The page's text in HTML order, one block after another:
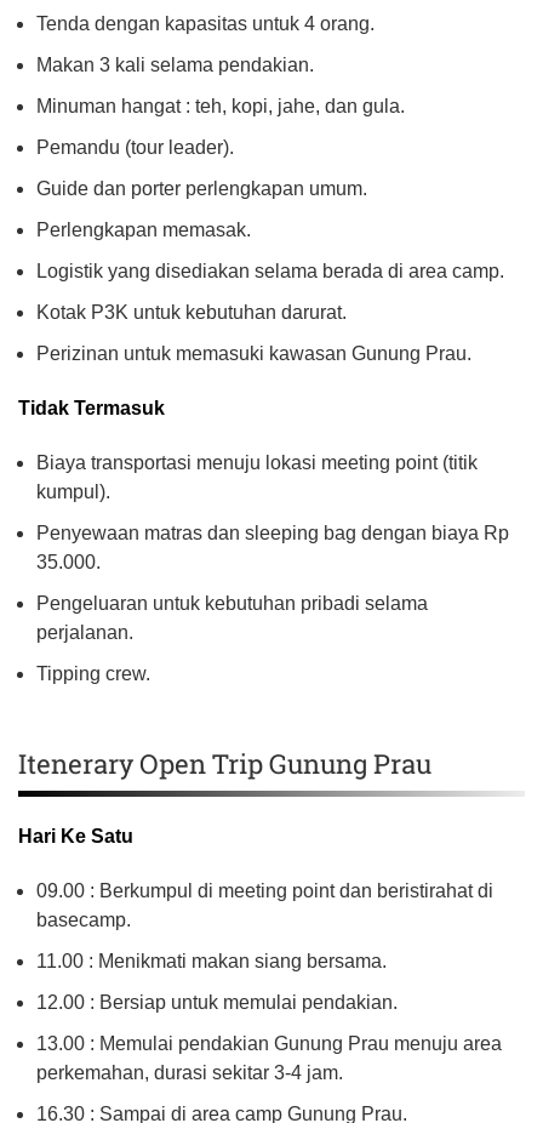
Tenda dengan kapasitas untuk 4 orang.
Makan 3 kali selama pendakian.
Minuman hangat : teh, kopi, jahe, dan gula.
Pemandu (tour leader).
Guide dan porter perlengkapan umum.
Perlengkapan memasak.
Logistik yang disediakan selama berada di area camp.
Kotak P3K untuk kebutuhan darurat.
Perizinan untuk memasuki kawasan Gunung Prau.
Tidak Termasuk
Biaya transportasi menuju lokasi meeting point (titik
kumpul).
Penyewaan matras dan sleeping bag dengan biaya Rp
35.000.
Pengeluaran untuk kebutuhan pribadi selama
perjalanan.
Tipping crew.
Itenerary Open Trip Gunung Prau
Hari Ke Satu
09.00 : Berkumpul di meeting point dan beristirahat di
basecamp.
11.00 : Menikmati makan siang bersama.
12.00 : Bersiap untuk memulai pendakian.
13.00 : Memulai pendakian Gunung Prau menuju area
perkemahan, durasi sekitar 3-4 jam.
16.30 : Sampai di area camp Gunung Prau.